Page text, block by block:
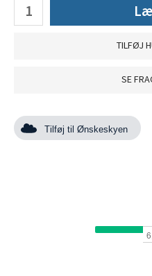
TILFØJ
SE
Tilføj til Ønskeskyen